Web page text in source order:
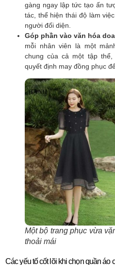
gàng ngay lập tức tạo ấn
tác, thể hiện thái độ làm
người đối diện.
Góp phần vào văn hóa
mỗi nhân viên là một
chung của cả một tập
quyết định may đồng phục
Một bộ trang phục vừa
thoải mái
Các yếu tố cốt lõi khi chọn quần áo